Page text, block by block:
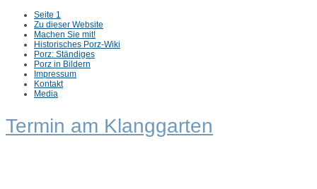
menu
Seite 1
Zu dieser Website
Machen Sie mit!
Historisches Porz-Wiki
Porz: Ständiges
Porz in Bildern
Impressum
Kontakt
Media
Termin am Klanggarten